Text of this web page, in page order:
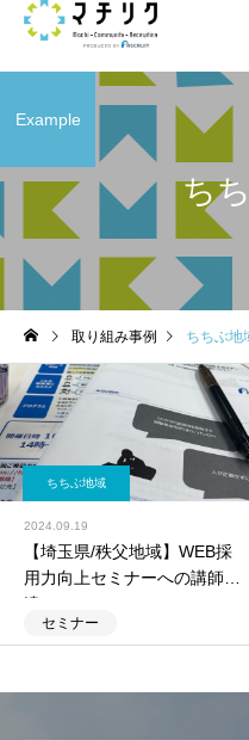
ち
Example
取り組み事例 ちちぶ地
ちちぶ地域
2024.09.19
【埼玉県/秩父地域】WEB採
用力向上セミナーへの講師派
遣
セミナー